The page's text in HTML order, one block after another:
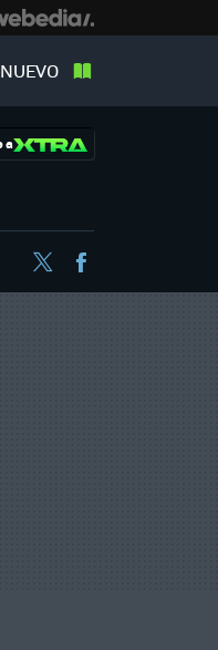
NUEVO
a
Twitter